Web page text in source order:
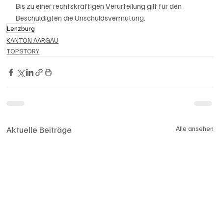
Bis zu einer rechtskräftigen Verurteilung gilt für den
Beschuldigten die Unschuldsvermutung.
Lenzburg
KANTON AARGAU
TOPSTORY
Aktuelle Beiträge Alle ansehen